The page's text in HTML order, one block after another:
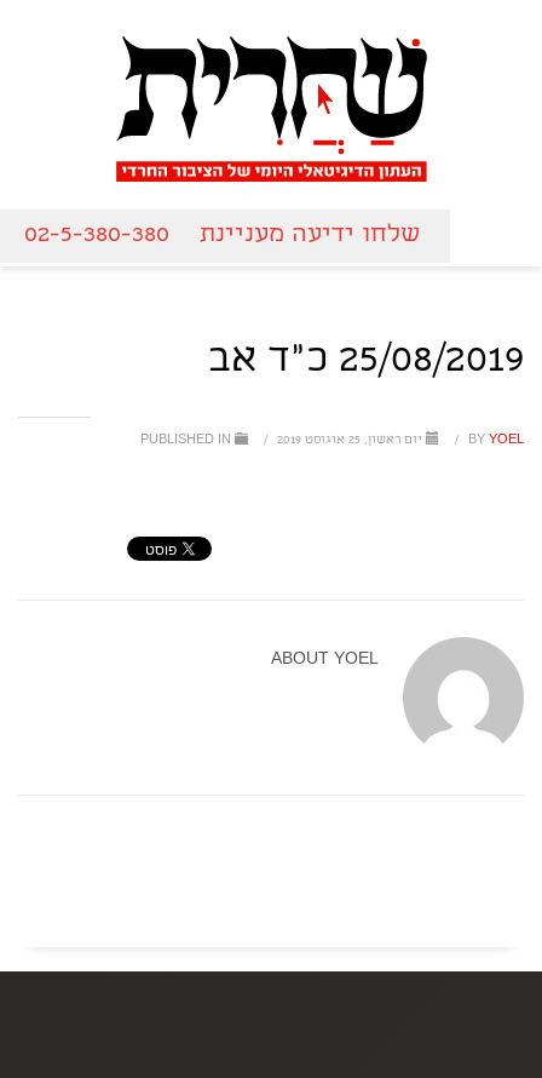
שלחו ידיעה מעניינת 02-5-380-380
25/08/2019 כ"ד אב
BY YOEL
/ יום ראשון, 25 אוגוסט 2019 /
ABOUT YOEL